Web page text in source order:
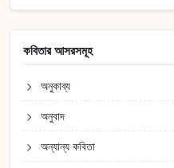
কবিতার আসরসমূহ
অনুকাব্য
অনুবাদ
অন্যান্য কবিতা